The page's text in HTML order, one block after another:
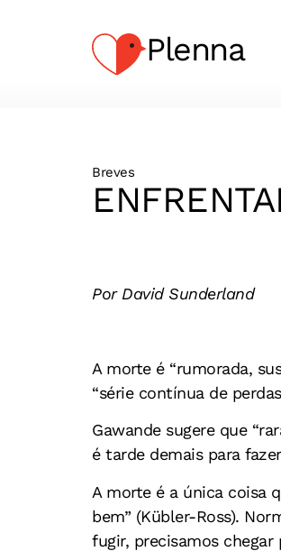
Plenna
Breves
Por David Sunderland
A morte é “rumorada,
“série contínua de
Gawande sugere que
é tarde demais para
A morte é a única coisa
bem” (Kübler-Ross).
fugir, precisamos chegar